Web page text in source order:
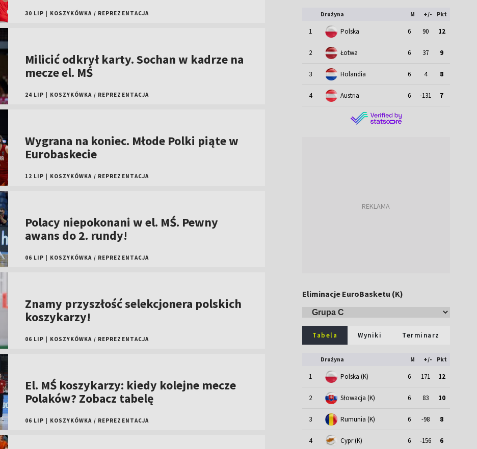
30 LIP KOSZYKÓWKA / REPREZENTACJA
Milicić odkrył karty. Sochan w kadrze na
mecze el. MŚ
24 LIP KOSZYKÓWKA / REPREZENTACJA
Wygrana na koniec. Młode Polki piąte w
Eurobaskecie
12 LIP KOSZYKÓWKA / REPREZENTACJA
Polacy niepokonani w el. MŚ. Pewny
awans do 2. rundy!
06 LIP KOSZYKÓWKA / REPREZENTACJA
Znamy przyszłość selekcjonera polskich
koszykarzy!
06 LIP KOSZYKÓWKA / REPREZENTACJA
El. MŚ koszykarzy: kiedy kolejne mecze
Polaków? Zobacz tabelę
06 LIP KOSZYKÓWKA / REPREZENTACJA
Drużyna M +/- Pkt
1 Polska 6 90 12
2 Łotwa 6 37 9
3 Holandia 6 4 8
4 Austria 6 -131 7
Eliminacje EuroBasketu (K)
Tabela Wyniki Terminarz
Drużyna M +/- Pkt
1 Polska (K) 6 171 12
2 Słowacja (K) 6 83 10
3 Rumunia (K) 6 -98 8
4 Cypr (K) 6 -156 6